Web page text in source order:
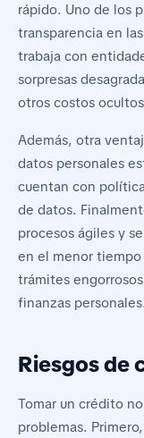
rápido. Uno de los
transparencia en
trabaja con
sorpresas
otros costos
Además, otra
datos personales
cuentan con
de datos.
procesos ágiles y
en el menor
trámites
finanzas personales.
Riesgos de
Tomar un crédito
problemas.